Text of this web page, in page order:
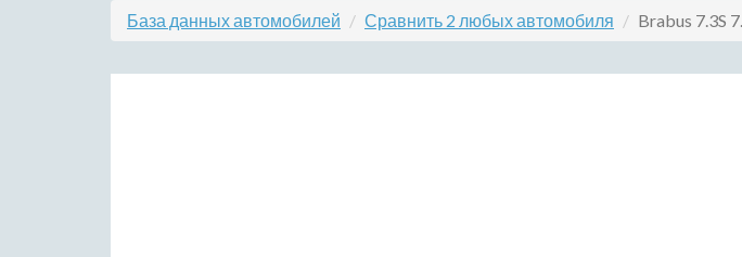
База данных автомобилей Сравнить 2 любых автомобиля Brabus 7.3S